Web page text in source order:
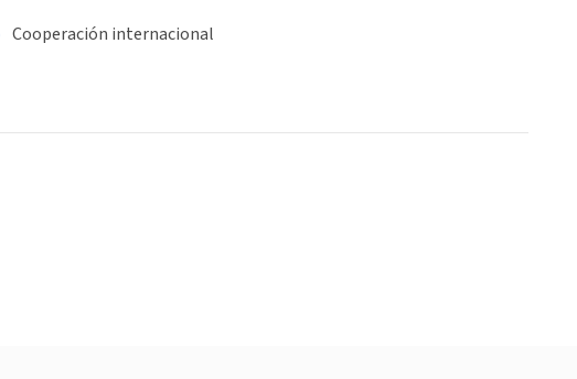
Cooperación internacional